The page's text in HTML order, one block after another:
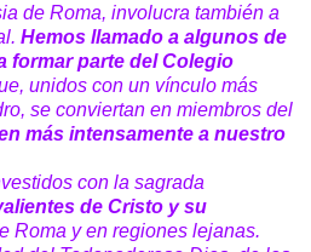
de Roma, involucra también a
Hemos llamado a algunos de
formar parte del Colegio
unidos con un vínculo más
se conviertan en miembros del
más intensamente a nuestro
con la sagrada
de Cristo y su
Roma y en regiones lejanas.